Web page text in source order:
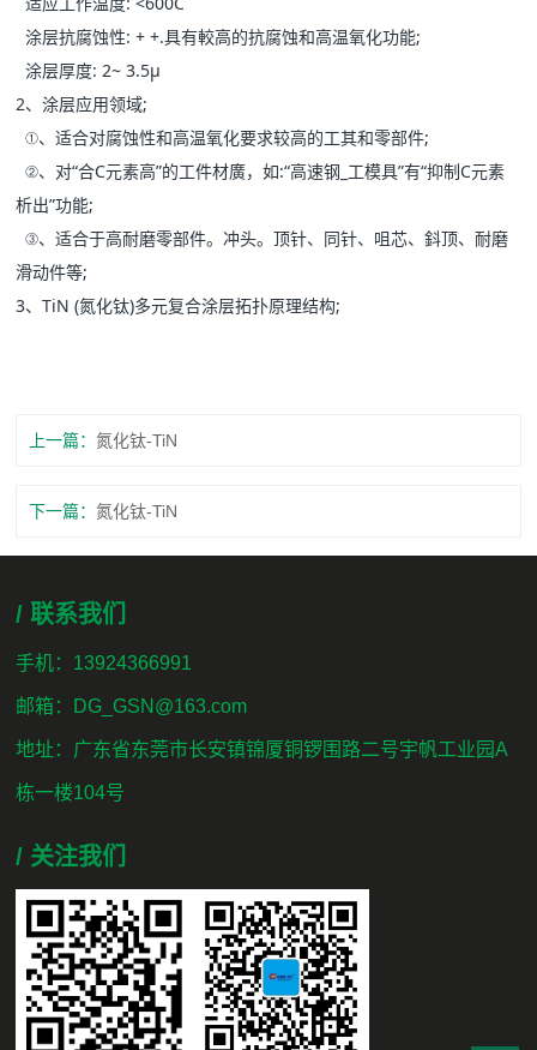
涂层抗腐蚀性: + +.具有較高的抗腐蚀和高温氧化功能;
涂层厚度: 2~ 3.5μ
2、涂层应用领域;
①、适合对腐蚀性和高温氧化要求较高的工其和零部件;
②、对“合C元素高”的工件材廣，如:“高速钢_工模具”有“抑制C元素
析出”功能;
③、适合于高耐磨零部件。冲头。顶针、同针、咀芯、鈄顶、耐磨
滑动件等;
3、TiN (氮化钛)多元复合涂层拓扑原理结构;
上一篇：氮化钛-TiN
下一篇：氮化钛-TiN
/ 联系我们
手机：13924366991
邮箱：DG_GSN@163.com
地址：广东省东莞市长安镇锦厦铜锣围路二号宇帆工业园A
栋一楼104号
/ 关注我们